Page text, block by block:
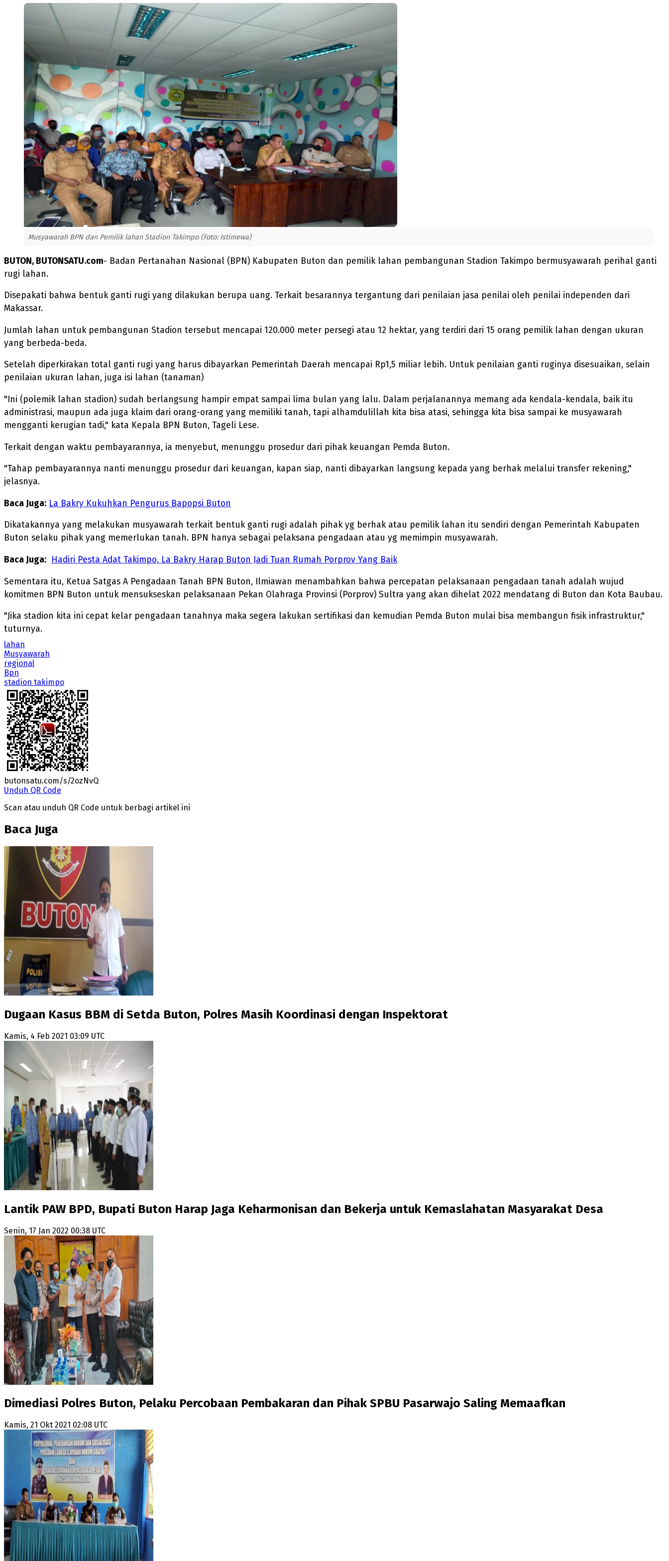
Musyawarah BPN dan Pemilik lahan Stadion Takimpo (Foto: Istimewa)
BUTON, BUTONSATU.com- Badan Pertanahan Nasional (BPN) Kabupaten Buton dan pemilik lahan pembangunan Stadion Takimpo bermusyawarah perihal ganti
rugi lahan.
Disepakati bahwa bentuk ganti rugi yang dilakukan berupa uang. Terkait besarannya tergantung dari penilaian jasa penilai oleh penilai independen dari
Makassar.
Jumlah lahan untuk pembangunan Stadion tersebut mencapai 120.000 meter persegi atau 12 hektar, yang terdiri dari 15 orang pemilik lahan dengan ukuran
yang berbeda-beda.
Setelah diperkirakan total ganti rugi yang harus dibayarkan Pemerintah Daerah mencapai Rp1,5 miliar lebih. Untuk penilaian ganti ruginya disesuaikan, selain
penilaian ukuran lahan, juga isi lahan (tanaman)
"Ini (polemik lahan stadion) sudah berlangsung hampir empat sampai lima bulan yang lalu. Dalam perjalanannya memang ada kendala-kendala, baik itu
administrasi, maupun ada juga klaim dari orang-orang yang memiliki tanah, tapi alhamdulillah kita bisa atasi, sehingga kita bisa sampai ke musyawarah
mengganti kerugian tadi," kata Kepala BPN Buton, Tageli Lese.
Terkait dengan waktu pembayarannya, ia menyebut, menunggu prosedur dari pihak keuangan Pemda Buton.
"Tahap pembayarannya nanti menunggu prosedur dari keuangan, kapan siap, nanti dibayarkan langsung kepada yang berhak melalui transfer rekening,"
jelasnya.
Baca Juga: La Bakry Kukuhkan Pengurus Bapopsi Buton
Dikatakannya yang melakukan musyawarah terkait bentuk ganti rugi adalah pihak yg berhak atau pemilik lahan itu sendiri dengan Pemerintah Kabupaten
Buton selaku pihak yang memerlukan tanah. BPN hanya sebagai pelaksana pengadaan atau yg memimpin musyawarah.
Baca Juga: Hadiri Pesta Adat Takimpo, La Bakry Harap Buton Jadi Tuan Rumah Porprov Yang Baik
Sementara itu, Ketua Satgas A Pengadaan Tanah BPN Buton, Ilmiawan menambahkan bahwa percepatan pelaksanaan pengadaan tanah adalah wujud
komitmen BPN Buton untuk mensukseskan pelaksanaan Pekan Olahraga Provinsi (Porprov) Sultra yang akan dihelat 2022 mendatang di Buton dan Kota Baubau.
"Jika stadion kita ini cepat kelar pengadaan tanahnya maka segera lakukan sertifikasi dan kemudian Pemda Buton mulai bisa membangun fisik infrastruktur,"
tuturnya.
lahan
Musyawarah
regional
Bpn
stadion takimpo
butonsatu.com/s/2ozNvQ
Unduh QR Code
Scan atau unduh QR Code untuk berbagi artikel ini
Baca Juga
Dugaan Kasus BBM di Setda Buton, Polres Masih Koordinasi dengan Inspektorat
Kamis, 4 Feb 2021 03:09 UTC
Lantik PAW BPD, Bupati Buton Harap Jaga Keharmonisan dan Bekerja untuk Kemaslahatan Masyarakat Desa
Senin, 17 Jan 2022 00:38 UTC
Dimediasi Polres Buton, Pelaku Percobaan Pembakaran dan Pihak SPBU Pasarwajo Saling Memaafkan
Kamis, 21 Okt 2021 02:08 UTC